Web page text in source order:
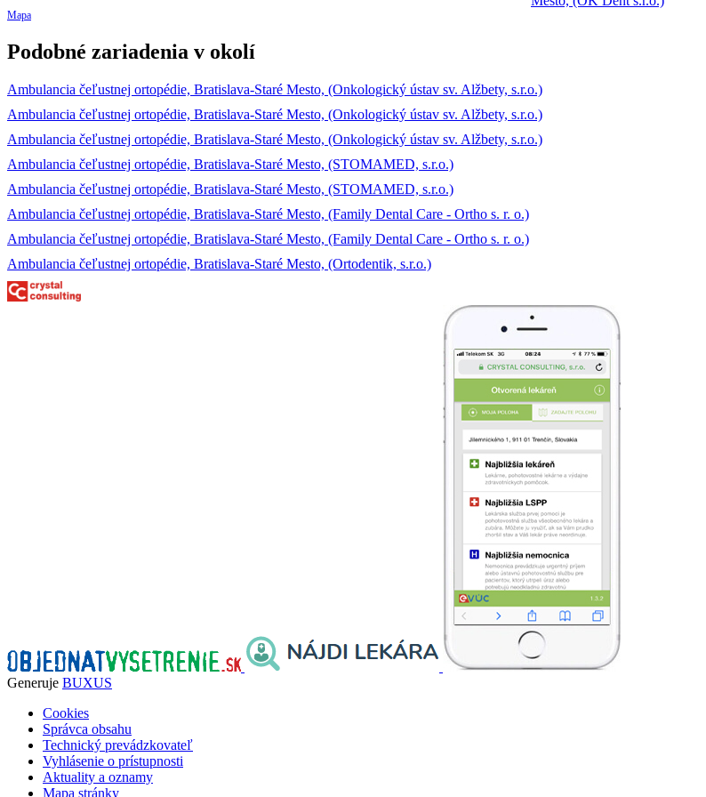
Mapa
Podobné zariadenia v okolí
Ambulancia čeľustnej ortopédie, Bratislava-Staré Mesto, (Onkologický ústav sv. Alžbety, s.r.o.)
Ambulancia čeľustnej ortopédie, Bratislava-Staré Mesto, (Onkologický ústav sv. Alžbety, s.r.o.)
Ambulancia čeľustnej ortopédie, Bratislava-Staré Mesto, (Onkologický ústav sv. Alžbety, s.r.o.)
Ambulancia čeľustnej ortopédie, Bratislava-Staré Mesto, (STOMAMED, s.r.o.)
Ambulancia čeľustnej ortopédie, Bratislava-Staré Mesto, (STOMAMED, s.r.o.)
Ambulancia čeľustnej ortopédie, Bratislava-Staré Mesto, (Family Dental Care - Ortho s. r. o.)
Ambulancia čeľustnej ortopédie, Bratislava-Staré Mesto, (Family Dental Care - Ortho s. r. o.)
Ambulancia čeľustnej ortopédie, Bratislava-Staré Mesto, (Ortodentik, s.r.o.)
Generuje BUXUS
Cookies
Správca obsahu
Technický prevádzkovateľ
Vyhlásenie o prístupnosti
Aktuality a oznamy
Mapa stránky